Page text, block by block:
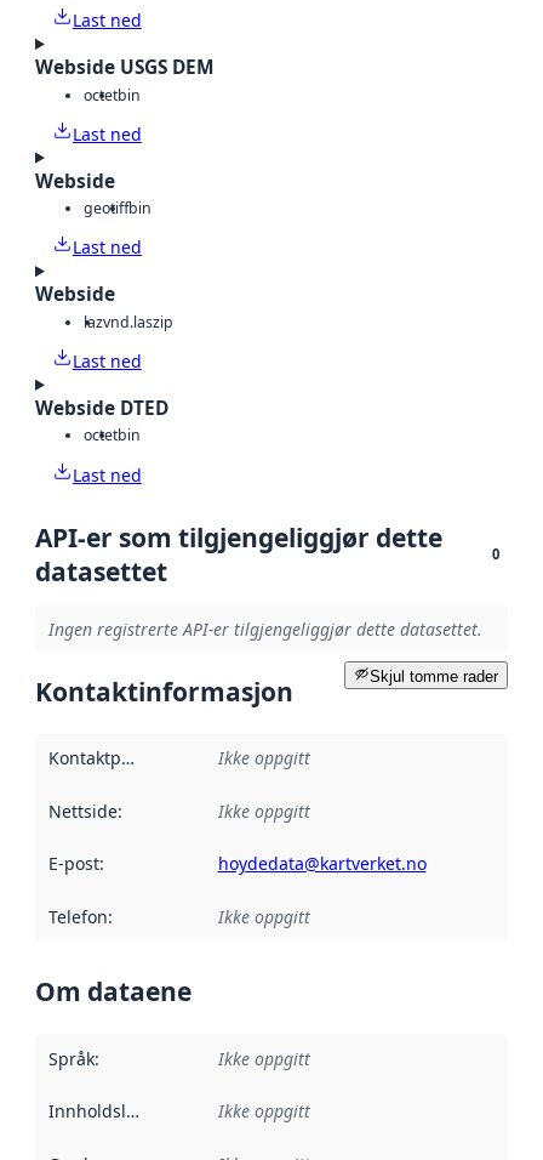
Last ned
Webside USGS DEM
octetbin
Last ned
Webside
geotiffbin
Last ned
Webside
lazvnd.laszip
Last ned
Webside DTED
octetbin
Last ned
API-er som tilgjengeliggjør dette
datasettet
0
Ingen registrerte API-er tilgjengeliggjør dette datasettet.
Skjul tomme rader
Kontaktinformasjon
Kontaktpunkt Ikke oppgitt
Nettside: Ikke oppgitt
E-post: hoydedata@kartverket.no
Telefon: Ikke oppgitt
Om dataene
Språk: Ikke oppgitt
Innholdsleverandører :
Ikke oppgitt